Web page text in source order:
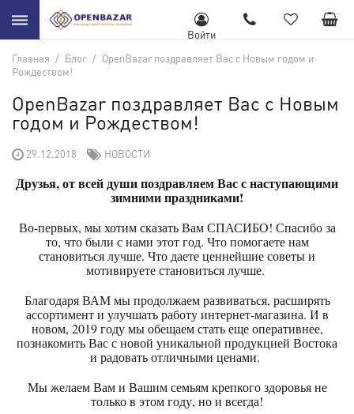
Войти
Главная / Блог / OpenBazar поздравляет Вас с Новым годом и
Рождеством!
OpenBazar поздравляет Вас с Новым
годом и Рождеством!
29.12.2018 НОВОСТИ
Друзья, от всей души поздравляем Вас с наступающими
зимними праздниками!
Во-первых, мы хотим сказать Вам СПАСИБО! Спасибо за
то, что были с нами этот год. Что помогаете нам
становиться лучше. Что даете ценнейшие советы и
мотивируете становиться лучше.
Благодаря ВАМ мы продолжаем развиваться, расширять
ассортимент и улучшать работу интернет-магазина. И в
новом, 2019 году мы обещаем стать еще оперативнее,
познакомить Вас с новой уникальной продукцией Востока
и радовать отличными ценами.
Мы желаем Вам и Вашим семьям крепкого здоровья не
только в этом году, но и всегда!